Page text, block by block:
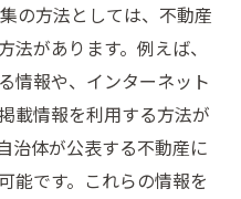
の方法としては、不動産
法があります。例えば、
情報や、インターネット
載情報を利用する方法が
治体が公表する不動産に
能です。これらの情報を